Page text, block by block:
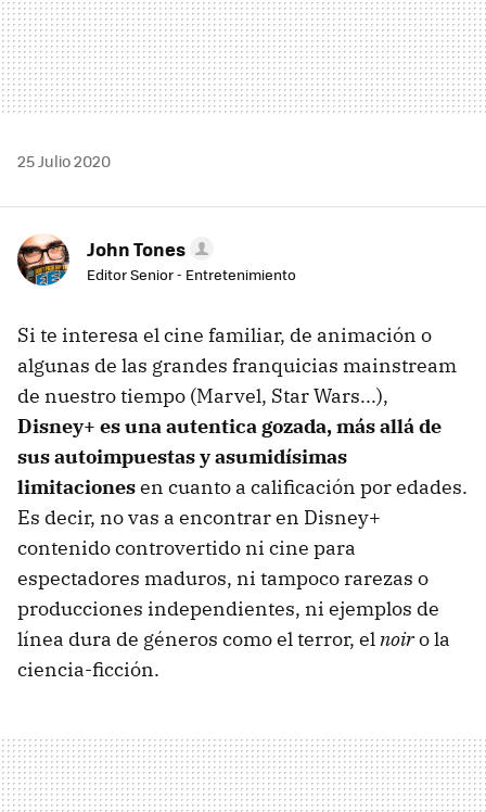
25 Julio 2020
John Tones
Editor Senior - Entretenimiento
Si te interesa el cine familiar, de animación o
algunas de las grandes franquicias mainstream
de nuestro tiempo (Marvel, Star Wars...),
Disney+ es una autentica gozada, más allá de
sus autoimpuestas y asumidísimas
limitacionesen cuanto a calificación por edades.
Es decir, no vas a encontrar en Disney+
contenido controvertido ni cine para
espectadores maduros, ni tampoco rarezas o
producciones independientes, ni ejemplos de
línea dura de géneros como el terror, elnoiro la
ciencia-ficción.